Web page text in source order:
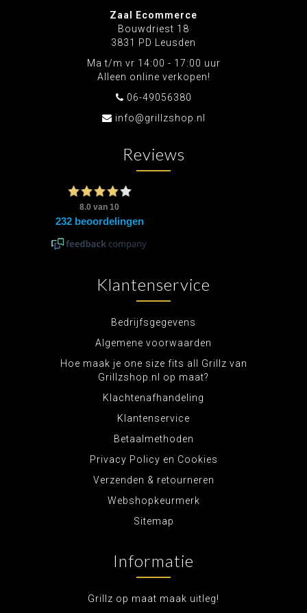
Zaal Ecommerce
Bouwdriest 18
3831 PD Leusden
Ma t/m vr 14:00 - 17:00 uur
Alleen online verkopen!
06-49056380
info@grillzshop.nl
Reviews
Klantenservice
Bedrijfsgegevens
Algemene voorwaarden
Hoe maak je one size fits all Grillz van
Grillzshop.nl op maat?
Klachtenafhandeling
Klantenservice
Betaalmethoden
Privacy Policy en Cookies
Verzenden & retourneren
Webshopkeurmerk
Sitemap
Informatie
Grillz op maat maak uitleg!